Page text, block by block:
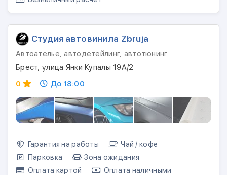
Студия автовинила Zbruja
Автоателье, автодетейлинг, автотюнинг
Брест, улица Янки Купалы 19А/2
0
До 18:00
Гарантия на работы
Чай / кофе
Парковка
Зона ожидания
Оплата картой
Оплата наличными